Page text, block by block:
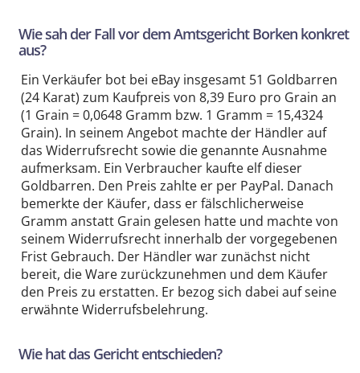
Wie sah der Fall vor dem Amtsgericht Borken konkret
aus?
Ein Verkäufer bot bei eBay insgesamt 51 Goldbarren
(24 Karat) zum Kaufpreis von 8,39 Euro pro Grain an
(1 Grain = 0,0648 Gramm bzw. 1 Gramm = 15,4324
Grain). In seinem Angebot machte der Händler auf
das Widerrufs­recht sowie die genannte Ausnahme
aufmerksam. Ein Verbraucher kaufte elf dieser
Goldbarren. Den Preis zahlte er per PayPal. Danach
bemerkte der Käufer, dass er fälschlicher­weise
Gramm anstatt Grain gelesen hatte und machte von
seinem Widerrufs­recht innerhalb der vorgegebenen
Frist Gebrauch. Der Händler war zunächst nicht
bereit, die Ware zurückzunehmen und dem Käufer
den Preis zu erstatten. Er bezog sich dabei auf seine
erwähnte Widerrufs­belehrung.
Wie hat das Gericht entschieden?